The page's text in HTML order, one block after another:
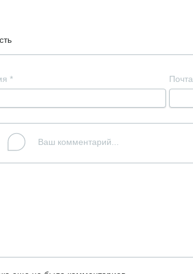
* Почта